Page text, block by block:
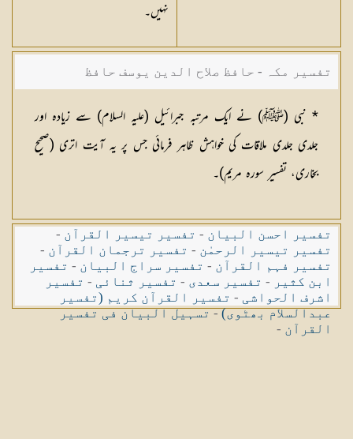
نہیں۔
تفسیر مکہ - حافظ صلاح الدین یوسف حافظ
* نبی (ﷺ) نے ایک مرتبہ جبرائیل (عليہ السلام) سے زیادہ اور
جلدی جلدی ملاقات کی خواہش ظاہر فرمائی جس پر یہ آیت اتری (صحیح
بخاری، تفسیر سورہ مریم)۔
تفسیر احسن البیان - تفسیر تیسیر القرآن -
تفسیر تیسیر الرحمٰن - تفسیر ترجمان القرآن -
تفسیر فہم القرآن - تفسیر سراج البیان - تفسیر
ابن کثیر - تفسیر سعدی - تفسیر ثنائی - تفسیر
اشرف الحواشی - تفسیر القرآن کریم (تفسیر
عبدالسلام بھٹوی)-تسہیل البیان فی تفسیر
القرآن -